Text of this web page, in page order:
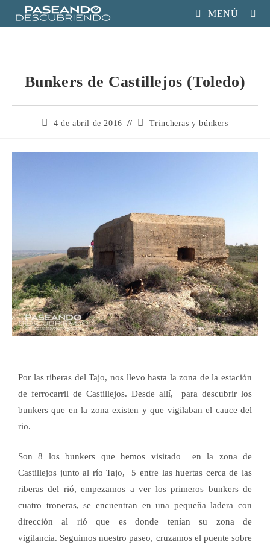
MENÚ
Bunkers de Castillejos (Toledo)
4 de abril de 2016 Trincheras y búnkers
Por las riberas del Tajo, nos llevo hasta la zona de la estación
de ferrocarril de Castillejos. Desde allí, para descubrir los
bunkersque en la zona existen yque vigilaban el cauce del
rio.
Son 8 los bunkers que hemos visitado en la zona de
Castillejos junto al río Tajo, 5 entre las huertas cerca de las
riberas del rió, empezamos a ver los primeros bunkers de
cuatro troneras, se encuentran en una pequeña ladera con
dirección al rió que es donde tenían su zona de
vigilancia. Seguimos nuestro paseo, cruzamos el puente sobre